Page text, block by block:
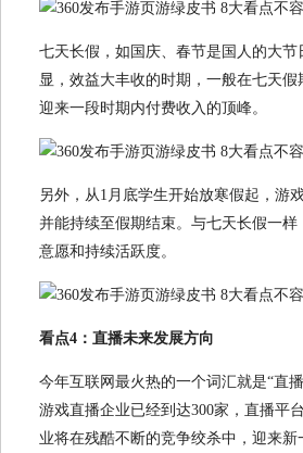
七天长假，如国庆、春节是国人的大节
显，效益大丰收的时期，一般在七天假
迎来一段时期内付费收入的顶峰。
另外，从1月底学生开始放寒假起，游
并能持续至假期结束。与七天长假一
意愿和持续活跃度。
看点4：直播未来发展方向
今年互联网最火热的一个词汇就是“直
游戏直播企业已经到达300家，直播平
业将在残酷不断的竞争绞杀中，迎来新